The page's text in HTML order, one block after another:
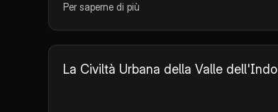
Per saperne di più
La Civiltà Urbana della Valle dell'Indo